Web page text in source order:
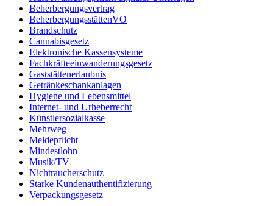
Beherbergungsvertrag
BeherbergungsstättenVO
Brandschutz
Cannabisgesetz
Elektronische Kassensysteme
Fachkräfteeinwanderungsgesetz
Gaststättenerlaubnis
Getränkeschankanlagen
Hygiene und Lebensmittel
Internet- und Urheberrecht
Künstlersozialkasse
Mehrweg
Meldepflicht
Mindestlohn
Musik/TV
Nichtraucherschutz
Starke Kundenauthentifizierung
Verpackungsgesetz